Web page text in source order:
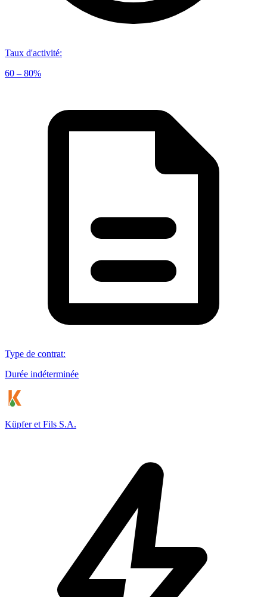
Taux d'activité:
60 – 80%
Type de contrat:
Durée indéterminée
Küpfer et Fils S.A.